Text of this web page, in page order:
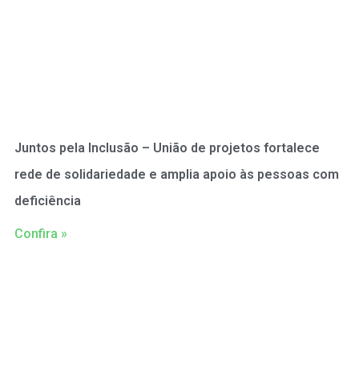
Juntos pela Inclusão – União de projetos fortalece
rede de solidariedade e amplia apoio às pessoas com
deficiência
Confira »